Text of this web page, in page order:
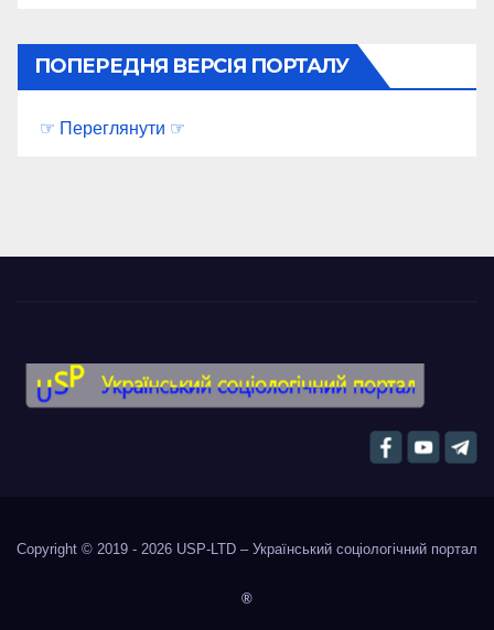
ПОПЕРЕДНЯ ВЕРСІЯ ПОРТАЛУ
☞ Переглянути ☞
Copyright © 2019 - 2026 USP-LTD – Український соціологічний портал
®